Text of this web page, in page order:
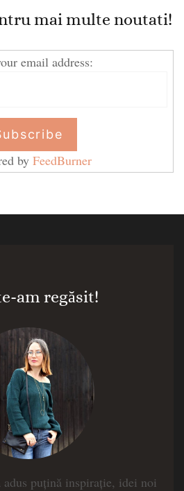
mai multe noutati!
email address:
by FeedBurner
am regăsit!
adus puțină inspirație, idei noi